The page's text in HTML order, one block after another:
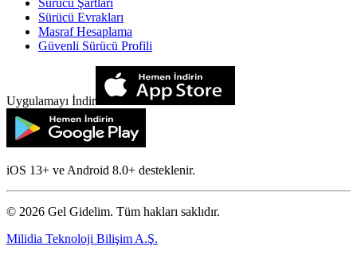
Sürücü Evrakları
Masraf Hesaplama
Güvenli Sürücü Profili
Uygulamayı İndir
iOS 13+ ve Android 8.0+ desteklenir.
© 2026 Gel Gidelim. Tüm hakları saklıdır.
Milidia Teknoloji Bilişim A.Ş.